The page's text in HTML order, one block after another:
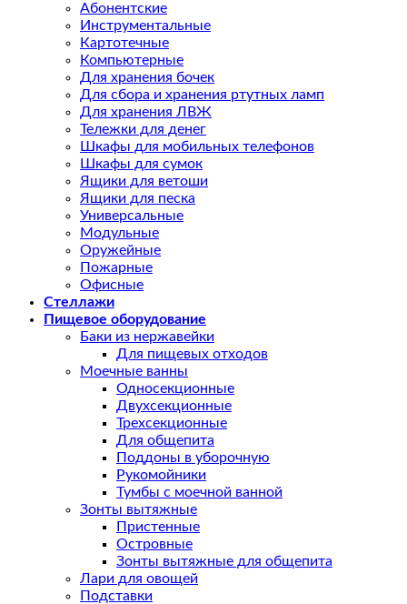
Абонентские
Инструментальные
Картотечные
Компьютерные
Для хранения бочек
Для сбора и хранения ртутных ламп
Для хранения ЛВЖ
Тележки для денег
Шкафы для мобильных телефонов
Шкафы для сумок
Ящики для ветоши
Ящики для песка
Универсальные
Модульные
Оружейные
Пожарные
Офисные
Стеллажи
Пищевое оборудование
Баки из нержавейки
Для пищевых отходов
Моечные ванны
Односекционные
Двухсекционные
Трехсекционные
Для общепита
Поддоны в уборочную
Рукомойники
Тумбы с моечной ванной
Зонты вытяжные
Пристенные
Островные
Зонты вытяжные для общепита
Лари для овощей
Подставки